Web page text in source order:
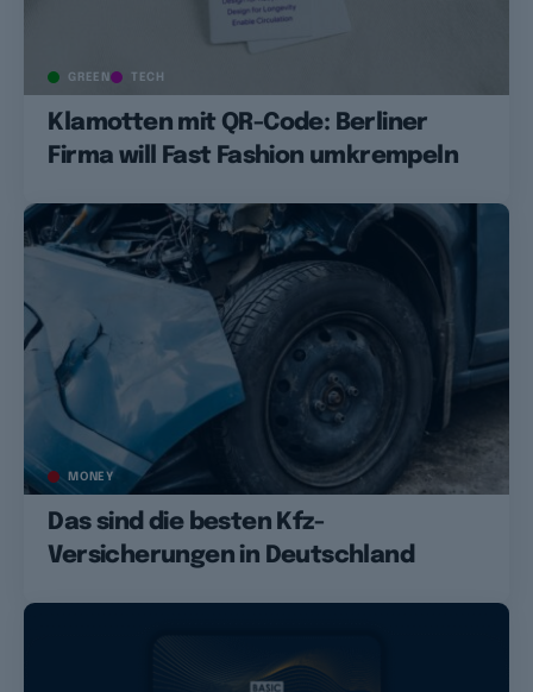
GREEN TECH
Klamotten mit QR-Code: Berliner
Firma will Fast Fashion umkrempeln
MONEY
Das sind die besten Kfz-
Versicherungen in Deutschland